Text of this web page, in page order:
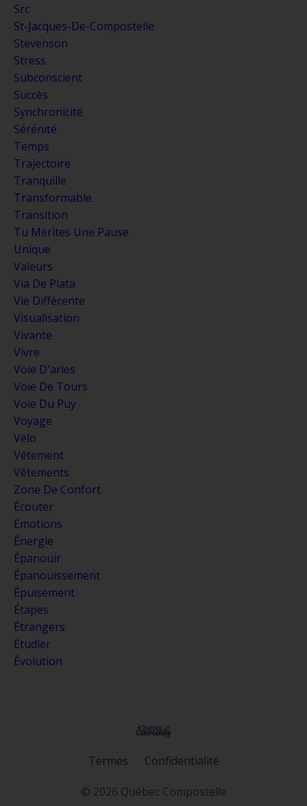
Src
St-Jacques-De-Compostelle
Stevenson
Stress
Subconscient
Succès
Synchronicité
Sérénité
Temps
Trajectoire
Tranquille
Transformable
Transition
Tu Mérites Une Pause
Unique
Valeurs
Via De Plata
Vie Différente
Visualisation
Vivante
Vivre
Voie D'arles
Voie De Tours
Voie Du Puy
Voyage
Vélo
Vêtement
Vêtements
Zone De Confort
Écouter
Émotions
Énergie
Épanouir
Épanouissement
Épuisement
Étapes
Étrangers
Étudier
Évolution
Termes Confidentialité
© 2026 Québec Compostelle